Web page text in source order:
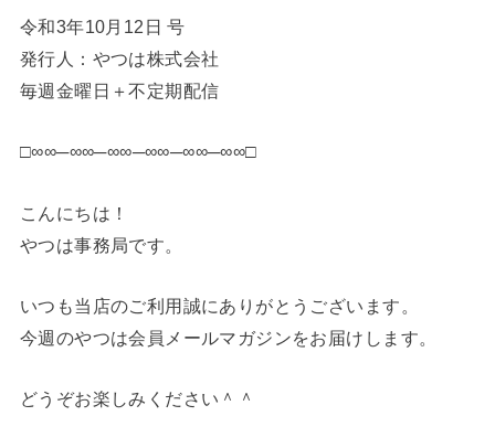
令和3年10月12日 号
発行人：やつは株式会社
毎週金曜日＋不定期配信
□∞∞─∞∞─∞∞─∞∞─∞∞─∞∞□
こんにちは！
やつは事務局です。
いつも当店のご利用誠にありがとうございます。
今週のやつは会員メールマガジンをお届けします。
どうぞお楽しみください＾＾